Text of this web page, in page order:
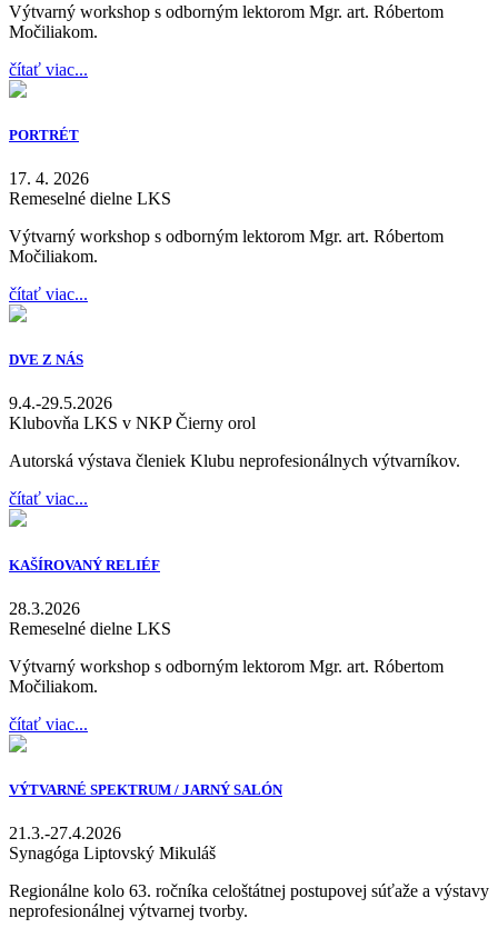
Výtvarný workshop s odborným lektorom Mgr. art. Róbertom
Močiliakom.
čítať viac...
PORTRÉT
17. 4. 2026
Remeselné dielne LKS
Výtvarný workshop s odborným lektorom Mgr. art. Róbertom
Močiliakom.
čítať viac...
DVE Z NÁS
9.4.-29.5.2026
Klubovňa LKS v NKP Čierny orol
Autorská výstava členiek Klubu neprofesionálnych výtvarníkov.
čítať viac...
KAŠÍROVANÝ RELIÉF
28.3.2026
Remeselné dielne LKS
Výtvarný workshop s odborným lektorom Mgr. art. Róbertom
Močiliakom.
čítať viac...
VÝTVARNÉ SPEKTRUM / JARNÝ SALÓN
21.3.-27.4.2026
Synagóga Liptovský Mikuláš
Regionálne kolo 63. ročníka celoštátnej postupovej súťaže a výstavy
neprofesionálnej výtvarnej tvorby.